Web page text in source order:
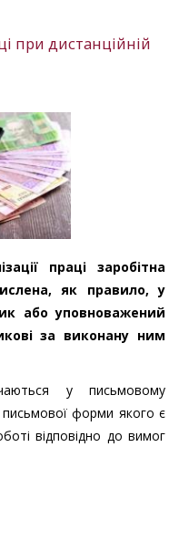
при дистанційній
праці заробітна
як правило, у
або уповноважений
за виконану ним
у письмовому
форми якого є
відповідно до вимог